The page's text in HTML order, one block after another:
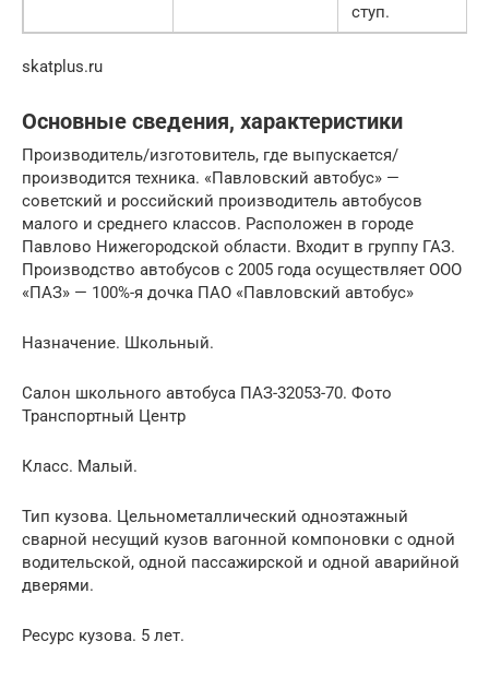
ступ.
skatplus.ru
Основные сведения, характеристики
Производитель/изготовитель, где выпускается/
производится техника. «Павловский автобус» —
советский и российский производитель автобусов
малого и среднего классов. Расположен в городе
Павлово Нижегородской области. Входит в группу ГАЗ.
Производство автобусов с 2005 года осуществляет ООО
«ПАЗ» — 100%-я дочка ПАО «Павловский автобус»
Назначение. Школьный.
Салон школьного автобуса ПАЗ-32053-70. Фото
Транспортный Центр
Класс. Малый.
Тип кузова. Цельнометаллический одноэтажный
сварной несущий кузов вагонной компоновки с одной
водительской, одной пассажирской и одной аварийной
дверями.
Ресурс кузова. 5 лет.